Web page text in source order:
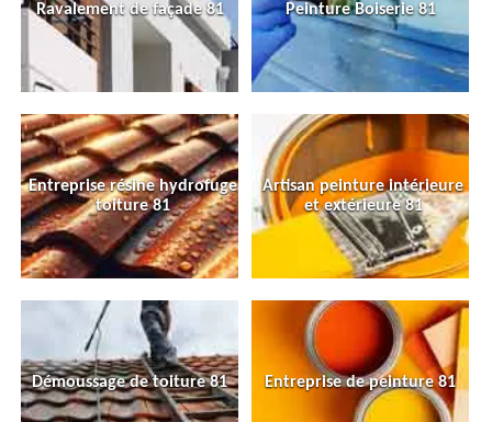
Ravalement de façade 81 Peinture Boiserie 81
Entreprise résine hydrofuge
toiture 81
Artisan peinture intérieure
et extérieure 81
Démoussage de toiture 81 Entreprise de peinture 81